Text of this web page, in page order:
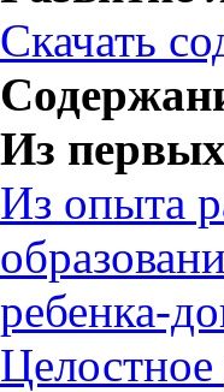
Скачать
Из
Из опыта
ребенка-
Целостное